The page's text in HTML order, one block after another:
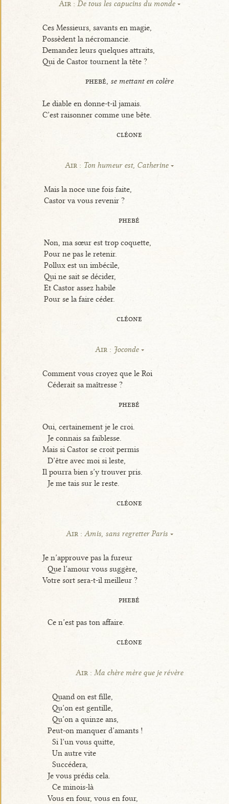
Air : De tous les capucins du monde
Ces Messieurs, savants en magie,
Possèdent la nécromancie.
Demandez leurs quelques attraits,
Qui de Castor tournent la tête ?
phebé, se mettant en colère
Le diable en donne-t-il jamais.
C’est raisonner comme une bête.
cléone
Air : Ton humeur est, Catherine
Mais la noce une fois faite,
Castor va vous revenir ?
phebé
Non, ma sœur est trop coquette,
Pour ne pas le retenir.
Pollux est un imbécile,
Qui ne sait se décider,
Et Castor assez habile
Pour se la faire céder.
cléone
Air : Joconde
Comment vous croyez que le Roi
Céderait sa maîtresse ?
phebé
Oui, certainement je le croi.
Je connais sa faiblesse.
Mais si Castor se croit permis
D’être avec moi si leste,
Il pourra bien s’y trouver pris.
Je me tais sur le reste.
cléone
Air : Amis, sans regretter Paris
Je n’approuve pas la fureur
Que l’amour vous suggère,
Votre sort sera-t-il meilleur ?
phebé
Ce n’est pas ton affaire.
cléone
Air : Ma chère mère que je révère
Quand on est fille,
Qu’on est gentille,
Qu’on a quinze ans,
Peut-on manquer d’amants !
Si l’un vous quitte,
Un autre vite
Succédera,
Je vous prédis cela.
Ce minois-là
Vous en four, vous en four,